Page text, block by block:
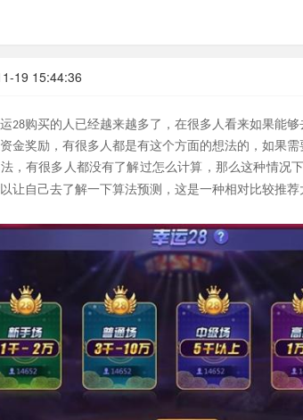
19 15:44:36
28购买的人已经越来越多了，在很多人看来如果能
金奖励，有很多人都是有这个方面的想法的，如果
，有很多人都没有了解过怎么计算，那么这种情况
让自己去了解一下算法预测，这是一种相对比较推